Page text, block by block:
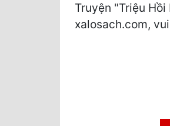
Truyện "Triệu
xalosach.com,